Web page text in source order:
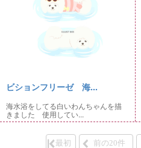
ビションフリーゼ 海...
海水浴をしてる白いわんちゃんを描
きました 使用してい...
最初 前の20件